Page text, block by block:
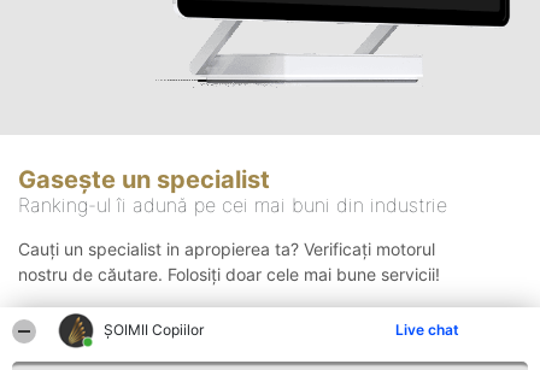
ȘOIMII Copiilor Live chat
Gasește un specialist
Ranking-ul îi adună pe cei mai buni din industrie
Cauți un specialist in apropierea ta? Verificați motorul
nostru de căutare. Folosiți doar cele mai bune servicii!